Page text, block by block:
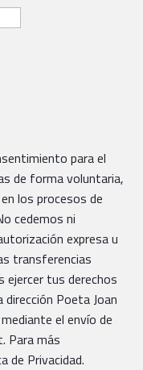
para el
de forma voluntaria,
los procesos de
cedemos ni
expresa u
transferencias
ejercer tus derechos
Poeta Joan
el envío de
Para más
de Privacidad.